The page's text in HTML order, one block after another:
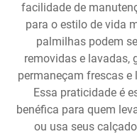
facilidade de
para o estilo de vida
palmilhas podem
removidas e lavadas,
permaneçam frescas e
Essa praticidade é
benéfica para quem
ou usa seus